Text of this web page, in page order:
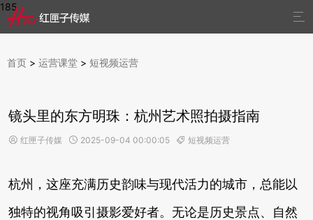
185

首页 > 运营课堂 > 短视频运营
镜头里的东方明珠：杭州艺术照拍摄指南
 红匣子传媒  2025-09-04 00:00:05  短视频运营
杭州，这座充满历史韵味与现代活力的城市，总能以
独特的视角吸引摄影爱好者。无论是历史景点、自然